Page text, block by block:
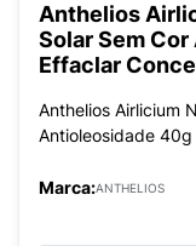
Anthelios
Solar Sem
Effaclar
Anthelios Airlicium
Antioleosidade
Marca:ANTHELIOS